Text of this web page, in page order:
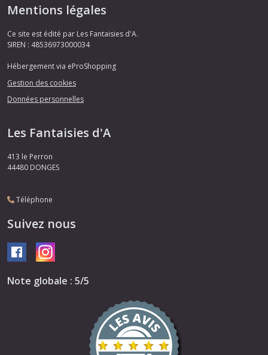
Mentions légales
Ce site est édité par Les Fantaisies d'A.
SIREN : 48536973000034
Hébergement via eProShopping
Gestion des cookies
Données personnelles
Les Fantaisies d'A
413 le Perron
44480 DONGES
Téléphone
Suivez nous
Note globale : 5/5